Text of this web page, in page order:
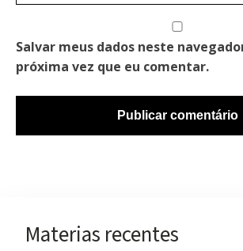
Salvar meus dados neste
próxima vez que eu comentar.
Materias recentes